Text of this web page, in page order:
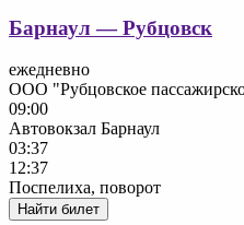
Барнаул — Рубцовск
ежедневно
ООО "Рубцовское
09:00
Автовокзал Барнаул
03:37
12:37
Поспелиха, поворот
Найти билет